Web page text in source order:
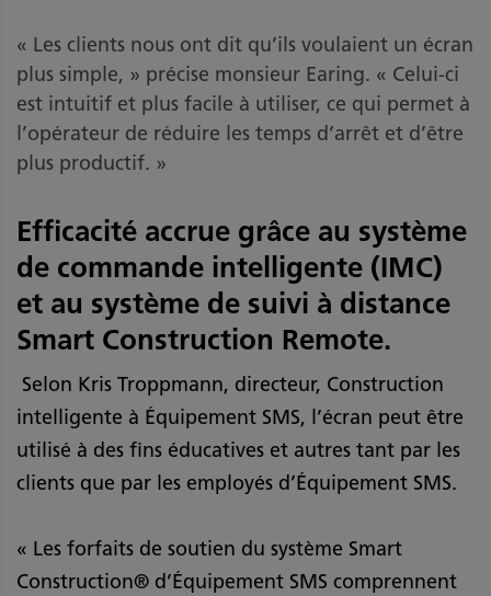
« Les clients nous ont dit qu’ils voulaient un écran
plus simple, » précise monsieur Earing. « Celui-ci
est intuitif et plus facile à utiliser, ce qui permet à
l’opérateur de réduire les temps d’arrêt et d’être
plus productif. »
Efficacité accrue grâce au système
de commande intelligente (IMC)
et au système de suivi à distance
Smart Construction Remote.
Selon Kris Troppmann, directeur, Construction
intelligente à Équipement SMS, l’écran peut être
utilisé à des fins éducatives et autres tant par les
clients que par les employés d’Équipement SMS.
« Les forfaits de soutien du système Smart
Construction® d’Équipement SMS comprennent